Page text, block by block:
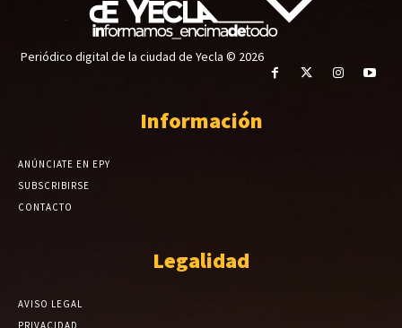
Periódico digital de la ciudad de Yecla © 2026
Información
ANÚNCIATE EN EPY
SUBSCRIBIRSE
CONTACTO
Legalidad
AVISO LEGAL
PRIVACIDAD